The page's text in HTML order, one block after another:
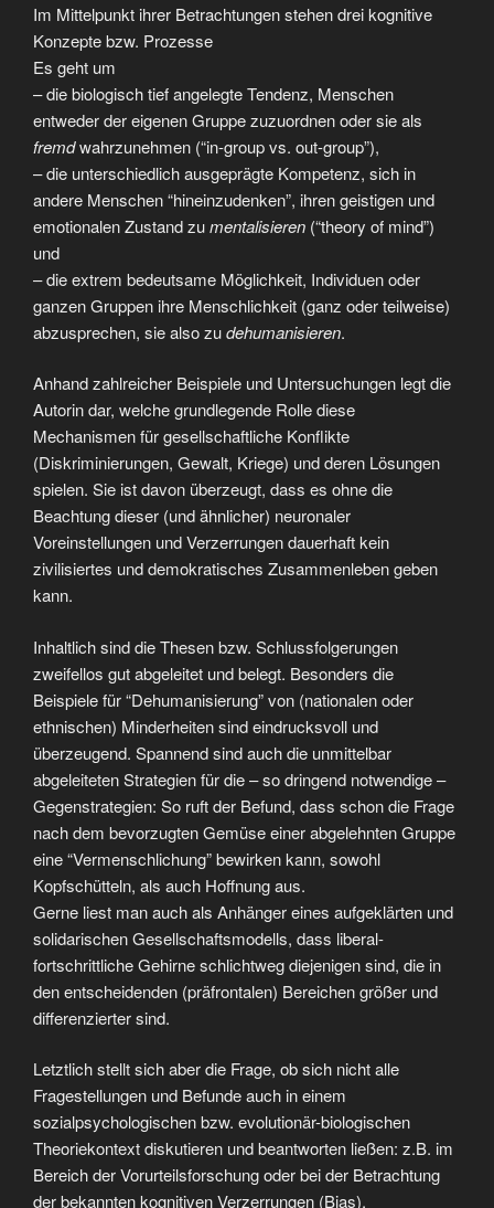
Im Mittelpunkt ihrer Betrachtungen stehen drei kognitive
Konzepte bzw. Prozesse
Es geht um
– die biologisch tief angelegte Tendenz, Menschen
entweder der eigenen Gruppe zuzuordnen oder sie als
fremdwahrzunehmen (“in-group vs. out-group”),
– die unterschiedlich ausgeprägte Kompetenz, sich in
andere Menschen “hineinzudenken”, ihren geistigen und
emotionalen Zustand zumentalisieren (“theory of mind”)
und
– die extrem bedeutsame Möglichkeit, Individuen oder
ganzen Gruppen ihre Menschlichkeit (ganz oder teilweise)
abzusprechen, sie also zudehumanisieren.
Anhand zahlreicher Beispiele und Untersuchungen legt die
Autorin dar, welche grundlegende Rolle diese
Mechanismen für gesellschaftliche Konflikte
(Diskriminierungen, Gewalt, Kriege) und deren Lösungen
spielen. Sie ist davon überzeugt, dass es ohne die
Beachtung dieser (und ähnlicher) neuronaler
Voreinstellungen und Verzerrungen dauerhaft kein
zivilisiertes und demokratisches Zusammenleben geben
kann.
Inhaltlich sind die Thesen bzw. Schlussfolgerungen
zweifellos gut abgeleitet und belegt. Besonders die
Beispiele für “Dehumanisierung” von (nationalen oder
ethnischen) Minderheiten sind eindrucksvoll und
überzeugend. Spannend sind auch die unmittelbar
abgeleiteten Strategien für die – so dringend notwendige –
Gegenstrategien: So ruft der Befund, dass schon die Frage
nach dem bevorzugten Gemüse einer abgelehnten Gruppe
eine “Vermenschlichung” bewirken kann, sowohl
Kopfschütteln, als auch Hoffnung aus.
Gerne liest man auch als Anhänger eines aufgeklärten und
solidarischen Gesellschaftsmodells, dass liberal-
fortschrittliche Gehirne schlichtweg diejenigen sind, die in
den entscheidenden (präfrontalen) Bereichen größer und
differenzierter sind.
Letztlich stellt sich aber die Frage, ob sich nicht alle
Fragestellungen und Befunde auch in einem
sozialpsychologischen bzw. evolutionär-biologischen
Theoriekontext diskutieren und beantworten ließen: z.B. im
Bereich der Vorurteilsforschung oder bei der Betrachtung
der bekannten kognitiven Verzerrungen (Bias).